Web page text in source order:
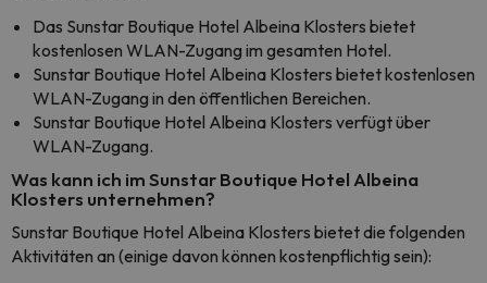
Das Sunstar Boutique Hotel Albeina Klosters bietet
kostenlosen WLAN-Zugang im gesamten Hotel.
Sunstar Boutique Hotel Albeina Klosters bietet kostenlosen
WLAN-Zugang in den öffentlichen Bereichen.
Sunstar Boutique Hotel Albeina Klosters verfügt über
WLAN-Zugang.
Was kann ich im Sunstar Boutique Hotel Albeina
Klosters unternehmen?
Sunstar Boutique Hotel Albeina Klosters bietet die folgenden
Aktivitäten an (einige davon können kostenpflichtig sein):